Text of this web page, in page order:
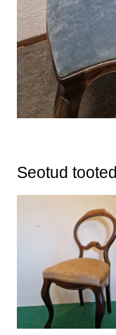
Seotud tooted